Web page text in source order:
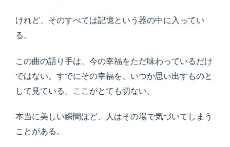
けれど、そのすべては記憶という器の中に入ってい
る。
この曲の語り手は、今の幸福をただ味わっているだけ
ではない。すでにその幸福を、いつか思い出すものと
して見ている。ここがとても切ない。
本当に美しい瞬間ほど、人はその場で気づいてしまう
ことがある。